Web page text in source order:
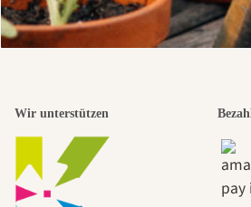
Wir unterstützen